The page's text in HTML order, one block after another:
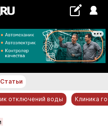
°С
Статьи
отключений воды Клиника